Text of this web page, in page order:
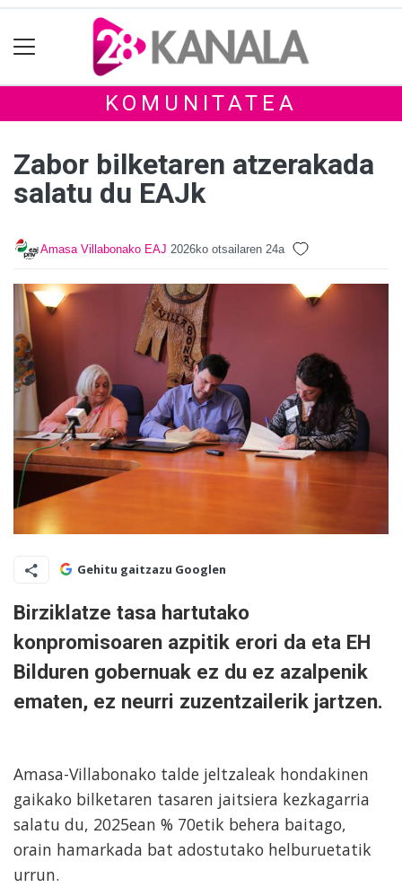
KOMUNITATEA
Zabor bilketaren atzerakada
salatu du EAJk
Amasa Villabonako EAJ 2026ko otsailaren 24a
Gehitu gaitzazu Googlen
Birziklatze tasa hartutako
konpromisoaren azpitik erori da eta EH
Bilduren gobernuak ez du ez azalpenik
ematen, ez neurri zuzentzailerik jartzen.
Amasa-Villabonako talde jeltzaleak hondakinen
gaikako bilketaren tasaren jaitsiera kezkagarria
salatu du, 2025ean % 70etik behera baitago,
orain hamarkada bat adostutako helburuetatik
urrun.